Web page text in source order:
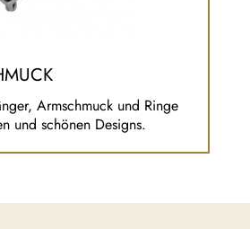
Armschmuck und Ringe
und schönen Designs.